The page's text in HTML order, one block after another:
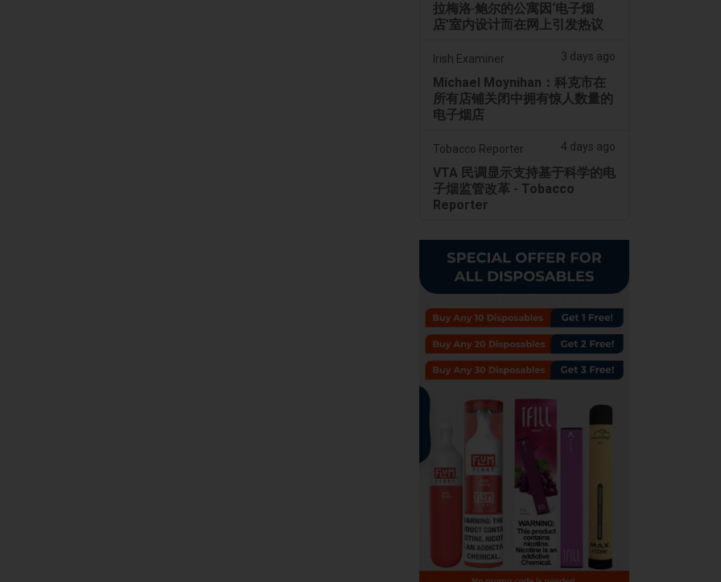
拉梅洛·鲍尔的公寓因‘电子烟
店’室内设计而在网上引发热议
Irish Examiner 3 days ago
Michael Moynihan：科克市在
所有店铺关闭中拥有惊人数量的
电子烟店
Tobacco Reporter 4 days ago
VTA 民调显示支持基于科学的电
子烟监管改革 - Tobacco
Reporter